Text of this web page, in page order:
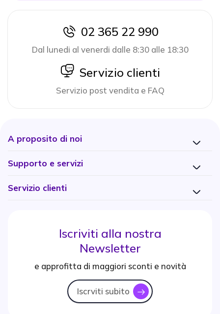
icon
02 365 22 990
Dal lunedi al venerdi dalle 8:30 alle 18:30
icon
Servizio clienti
Servizio post vendita e FAQ
A proposito di noi
Supporto e servizi
Servizio clienti
Iscriviti alla nostra
Newsletter
e approfitta di maggiori sconti e novità
Iscrviti subito icon